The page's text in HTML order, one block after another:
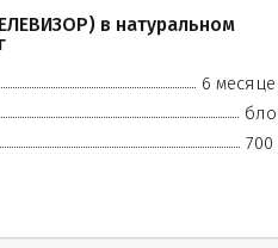
в натуральном
6
700